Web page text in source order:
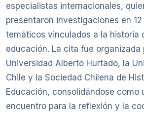
especialistas internacionales,
presentaron investigaciones en 12
temáticos vinculados a la historia
educación. La cita fue organizada
Universidad Alberto Hurtado, la
Chile y la Sociedad Chilena de
Educación, consolidándose como
encuentro para la reflexión y la